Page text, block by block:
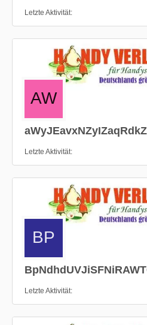
Letzte Aktivität
aWyJEavxNZyIZaqRdkZ
Letzte Aktivität
Letzte Aktivität